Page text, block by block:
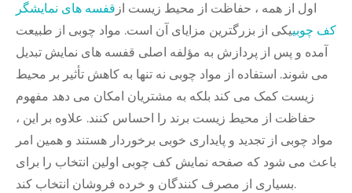
اول از همه ، حفاظت از محیط زیست از قفسه های نمایشگر
کف چوبییکی از بزرگترین مزایای آن است. مواد چوبی از طبیعت
آمده و پس از پردازش به مؤلفه اصلی قفسه های نمایش تبدیل
می شوند. استفاده از مواد چوبی نه تنها به کاهش تأثیر بر محیط
زیست کمک می کند بلکه به مشتریان امکان می دهد مفهوم
حفاظت از محیط زیست برند را احساس کنند. علاوه بر این ،
مواد چوبی از تجدید و پایداری خوبی برخوردار هستند و همین امر
باعث می شود که صفحه نمایش کف چوبی اولین انتخاب را برای
بسیاری از مصرف کنندگان و خرده فروشان انتخاب کند.